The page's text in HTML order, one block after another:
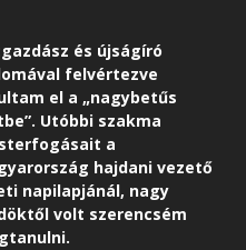
és újságíró
felvértezve
el a „nagybetűs
Utóbbi szakma
a
hajdani vezető
napilapjánál, nagy
volt szerencsém